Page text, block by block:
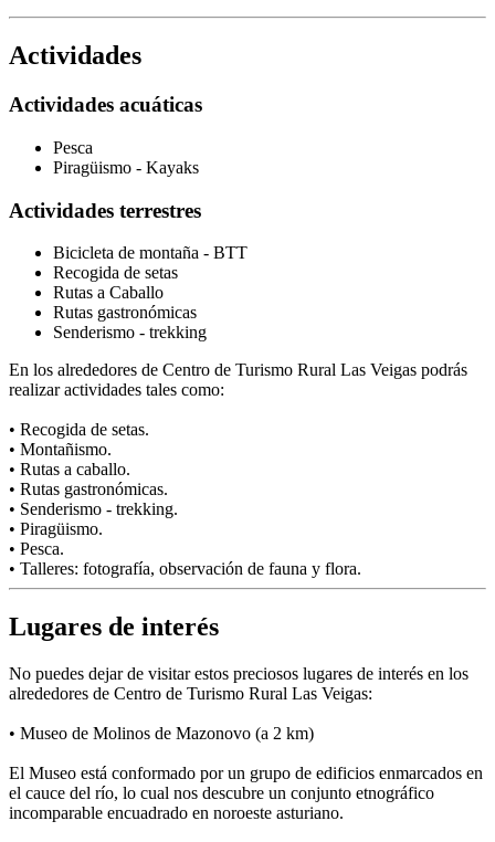
Actividades
Actividades acuáticas
Pesca
Piragüismo - Kayaks
Actividades terrestres
Bicicleta de montaña - BTT
Recogida de setas
Rutas a Caballo
Rutas gastronómicas
Senderismo - trekking
En los alrededores de Centro de Turismo Rural Las Veigas podrás
realizar actividades tales como:
• Recogida de setas.
• Montañismo.
• Rutas a caballo.
• Rutas gastronómicas.
• Senderismo - trekking.
• Piragüismo.
• Pesca.
• Talleres: fotografía, observación de fauna y flora.
Lugares de interés
No puedes dejar de visitar estos preciosos lugares de interés en los
alrededores de Centro de Turismo Rural Las Veigas:
• Museo de Molinos de Mazonovo (a 2 km)
El Museo está conformado por un grupo de edificios enmarcados en
el cauce del río, lo cual nos descubre un conjunto etnográfico
incomparable encuadrado en noroeste asturiano.